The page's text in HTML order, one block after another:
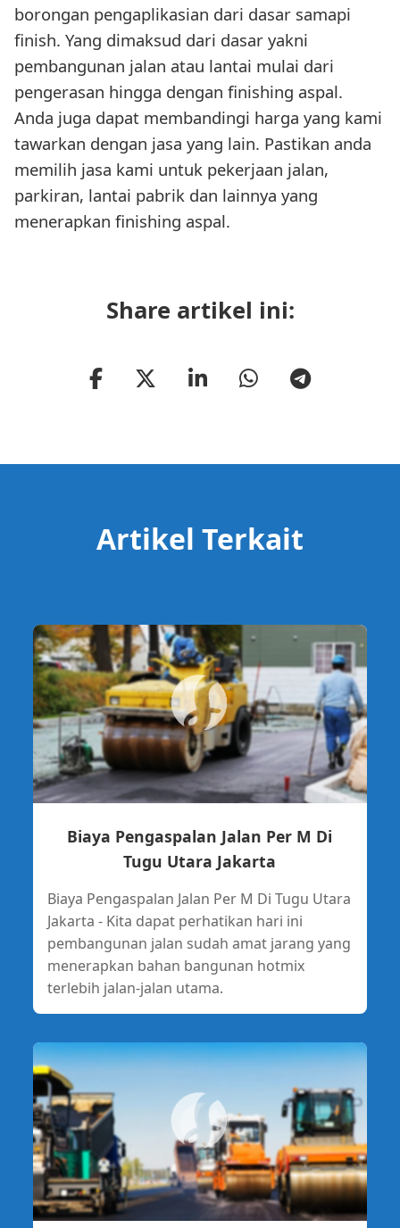
borongan pengaplikasian dari dasar samapi
finish. Yang dimaksud dari dasar yakni
pembangunan jalan atau lantai mulai dari
pengerasan hingga dengan finishing aspal.
Anda juga dapat membandingi harga yang kami
tawarkan dengan jasa yang lain. Pastikan anda
memilih jasa kami untuk pekerjaan jalan,
parkiran, lantai pabrik dan lainnya yang
menerapkan finishing aspal.
Share artikel ini:
Artikel Terkait
Biaya Pengaspalan Jalan Per M Di
Tugu Utara Jakarta
Biaya Pengaspalan Jalan Per M Di Tugu Utara
Jakarta - Kita dapat perhatikan hari ini
pembangunan jalan sudah amat jarang yang
menerapkan bahan bangunan hotmix
terlebih jalan-jalan utama.